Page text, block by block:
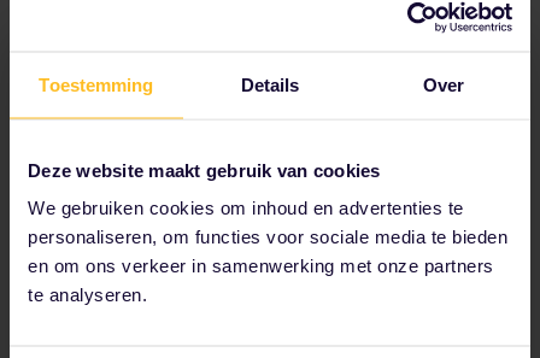
Toestemming Details Over
Deze website maakt gebruik van cookies
We gebruiken cookies om inhoud en advertenties te
personaliseren, om functies voor sociale media te bieden
en om ons verkeer in samenwerking met onze partners
te analyseren.
Start vandaag nog met het plannen van je Interrail
Bekijk de kaart van het Europese spoornetwerk
Lees over reserveren
Boek je hostelaccommodatie
Profiteer van kortingen met je Pas